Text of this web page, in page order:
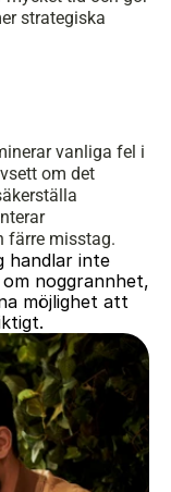
strategiska
vanliga fel i
om det
färre misstag.
handlar inte
noggrannhet,
möjlighet att